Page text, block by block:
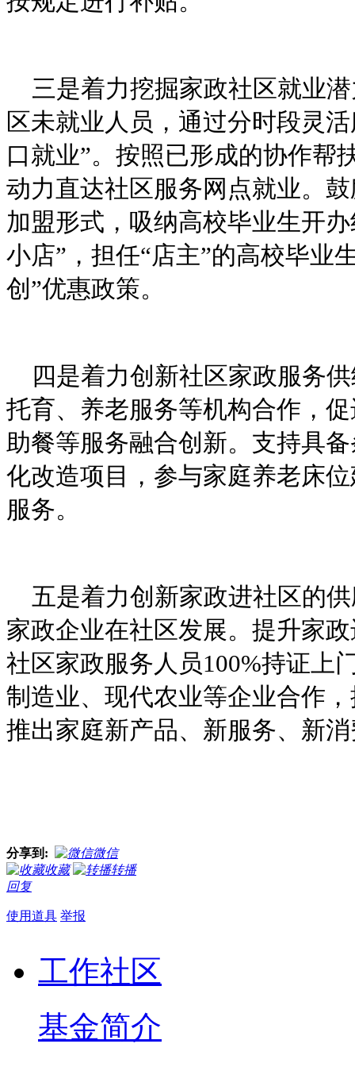
三是着力挖掘家政社区就业
区未就业人员，通过分时段灵
口就业”。按照已形成的协作帮
动力直达社区服务网点就业。
加盟形式，吸纳高校毕业生开
小店”，担任“店主”的高校毕业
创”优惠政策。
四是着力创新社区家政服务
托育、养老服务等机构合作，
助餐等服务融合创新。支持具
化改造项目，参与家庭养老床
服务。
五是着力创新家政进社区的
家政企业在社区发展。提升家
社区家政服务人员100%持证上
制造业、现代农业等企业合作
推出家庭新产品、新服务、新
分享到:
微信
收藏
转播
回复
使用道具 举报
工作社区
基金简介